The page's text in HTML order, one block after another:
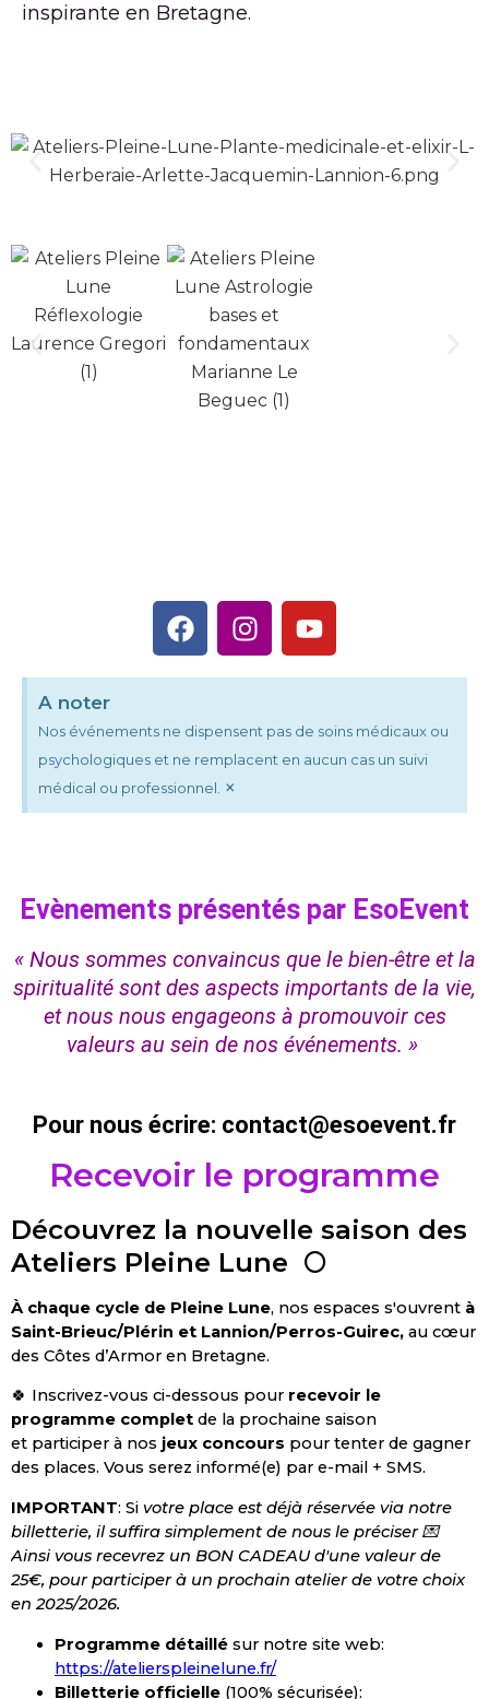
inspirante en Bretagne.
A noter
Nos événements ne dispensent pas de soins médicaux ou
psychologiques et ne remplacent en aucun cas un suivi
médical ou professionnel. ×
Evènements présentés par EsoEvent
« Nous sommes convaincus que le bien-être et la
spiritualité sont des aspects importants de la vie,
et nous nous engageons à promouvoir ces
valeurs au sein de nos événements. »
Pour nous écrire: contact@esoevent.fr
Recevoir le programme